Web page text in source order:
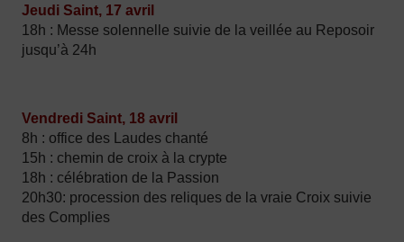
Jeudi Saint, 17 avril
18h : Messe solennelle suivie de la veillée au Reposoir
jusqu’à 24h
Vendredi Saint, 18 avril
8h : office des Laudes chanté
15h : chemin de croix à la crypte
18h : célébration de la Passion
20h30: procession des reliques de la vraie Croix suivie
des Complies